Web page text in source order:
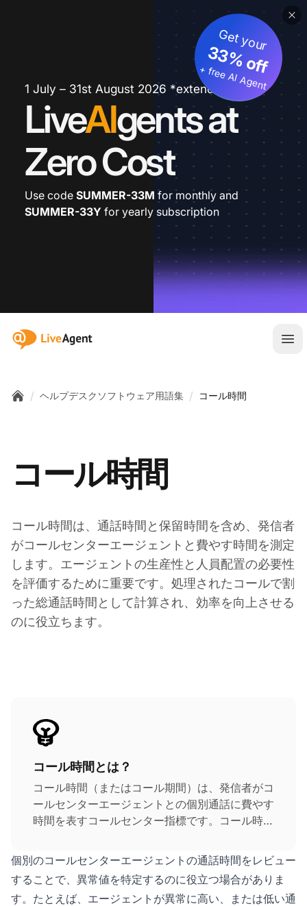
1 July – 31st August 2026 *extended
LiveAIgents at
Zero Cost
Get your
33% off
+ free AI Agent
Use code SUMMER-33M for monthly and
SUMMER-33Y for yearly subscription
:site.title
メ
/ ヘルプデスクソフトウェア用語集 / コール時間
コール時間
コール時間は、通話時間と保留時間を含め、発信者
がコールセンターエージェントと費やす時間を測定
します。エージェントの生産性と人員配置の必要性
を評価するために重要です。処理されたコールで割
った総通話時間として計算され、効率を向上させる
のに役立ちます。
コール時間とは？
コール時間（またはコール期間）は、発信者がコ
ールセンターエージェントとの個別通話に費やす
時間を表すコールセンター指標です。コール時間
で構成されます。エージェントが行う必要な管理
上のフォローアップタスクに費やす時間であるコ
ール後処理時間は含まれません。
個別のコールセンターエージェントの通話時間をレビュー
することで、異常値を特定するのに役立つ場合がありま
す。たとえば、エージェントが異常に高い、または低い通